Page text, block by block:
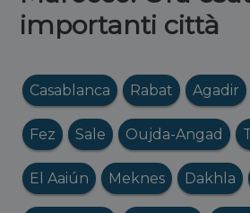
importanti città
Casablanca Rabat Agadir
Fez Sale Oujda-Angad
El Aaiún Meknes Dakhla